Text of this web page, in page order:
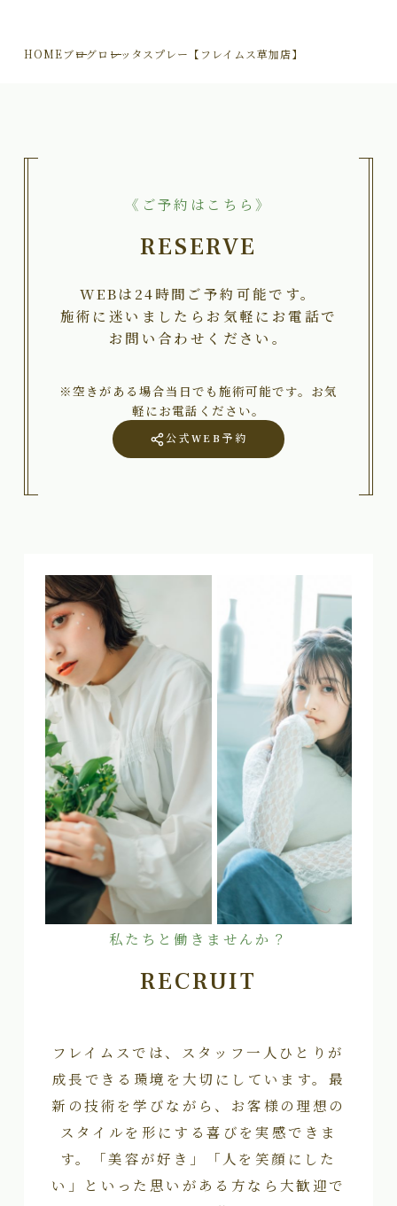
HOMEブログロレッタスプレー【フレイムス草加店】
《ご予約はこちら》
RESERVE
WEBは24時間ご予約可能です。
施術に迷いましたらお気軽にお電話で
お問い合わせください。
※空きがある場合当日でも施術可能です。お気
軽にお電話ください。
公式WEB予約
私たちと働きませんか？
RECRUIT
フレイムスでは、スタッフ一人ひとりが
成長できる環境を大切にしています。最
新の技術を学びながら、お客様の理想の
スタイルを形にする喜びを実感できま
す。「美容が好き」「人を笑顔にした
い」といった思いがある方なら大歓迎で